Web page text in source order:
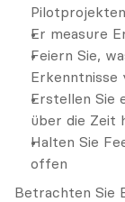
Pilotprojekten
Er measure
Feiern Sie,
Erstellen Sie
über die Zeit
Halten Sie
offen
Betrachten Sie